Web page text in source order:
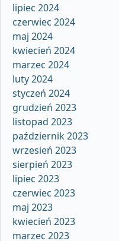
lipiec 2024
czerwiec 2024
maj 2024
kwiecień 2024
marzec 2024
luty 2024
styczeń 2024
grudzień 2023
listopad 2023
październik 2023
wrzesień 2023
sierpień 2023
lipiec 2023
czerwiec 2023
maj 2023
kwiecień 2023
marzec 2023